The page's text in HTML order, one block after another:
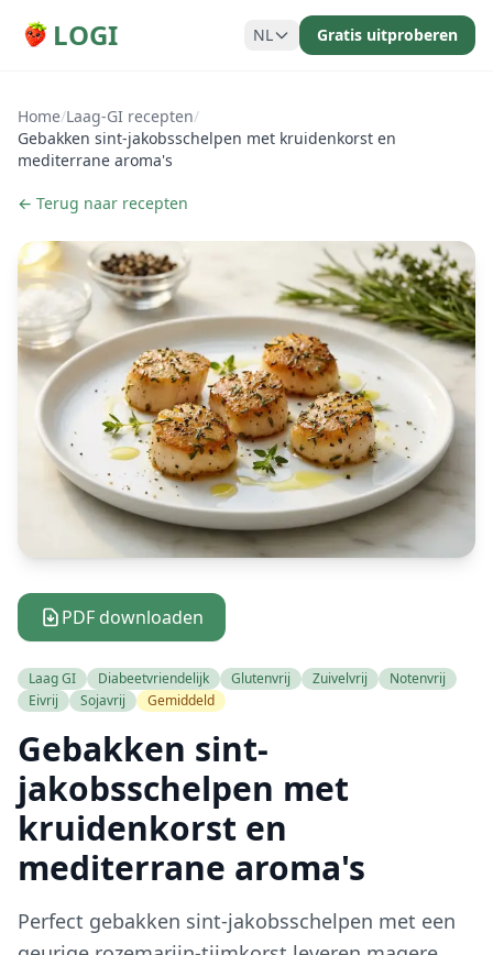
LOGI NL Gratis uitproberen
Home/Laag-GI recepten/
Gebakken sint-jakobsschelpen met kruidenkorst en
mediterrane aroma's
← Terug naar recepten
PDF downloaden
Laag GI Diabeetvriendelijk Glutenvrij Zuivelvrij
Notenvrij
Eivrij
Sojavrij Gemiddeld
Gebakken sint-
jakobsschelpen met
kruidenkorst en
mediterrane aroma's
Perfect gebakken sint-jakobsschelpen met een